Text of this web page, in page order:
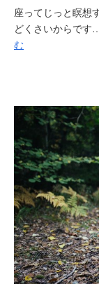
座ってじっと瞑想
どくさいからです
む